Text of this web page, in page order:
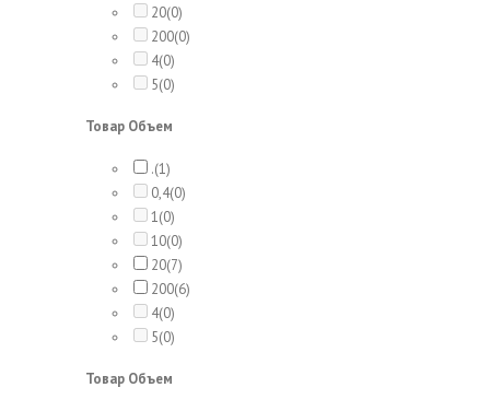
20(0)
200(0)
4(0)
5(0)
Товар Объем
.(1)
0,4(0)
1(0)
10(0)
20(7)
200(6)
4(0)
5(0)
Товар Объем